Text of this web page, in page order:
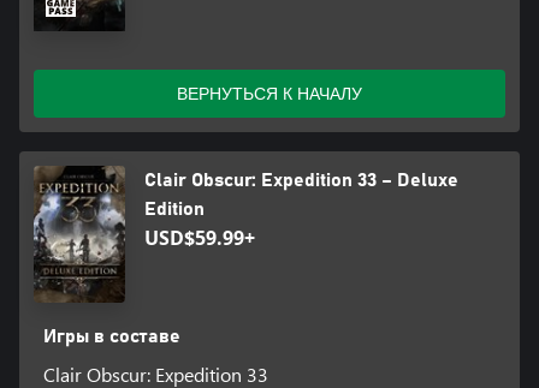
ВЕРНУТЬСЯ К НАЧАЛУ
Clair Obscur: Expedition 33 – Deluxe
Edition
USD$59.99+
Игры в составе
Clair Obscur: Expedition 33